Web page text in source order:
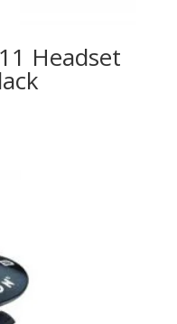
Headset